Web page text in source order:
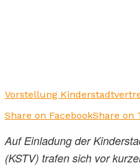
Vorstellung
Share on FacebookShare on
Auf Einladung der
(KSTV) trafen sich vor